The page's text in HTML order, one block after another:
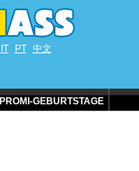
IT PT 中文
PROMI-GEBURTSTAGE